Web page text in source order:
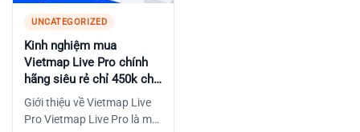
UNCATEGORIZED
Kinh nghiệm mua
Vietmap Live Pro chính
hãng siêu rẻ chỉ 450k cho
2 năm
Giới thiệu về Vietmap Live
Pro Vietmap Live Pro là một